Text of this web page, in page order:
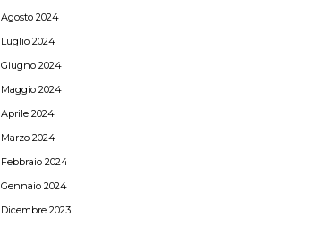
Agosto 2024
Luglio 2024
Giugno 2024
Maggio 2024
Aprile 2024
Marzo 2024
Febbraio 2024
Gennaio 2024
Dicembre 2023